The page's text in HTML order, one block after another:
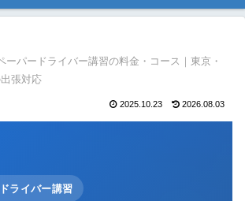
ーパードライバー講習の料金・コース｜東京・
張対応
2025.10.23 2026.08.03
ライバー講習